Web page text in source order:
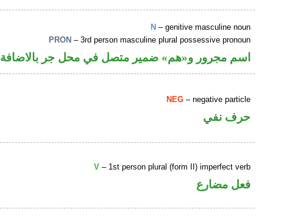
N – genitive masculine noun
PRON – 3rd person masculine plural possessive pronoun
اسم مجرور و«هم» ضمير متصل في محل جر بالاضافة
NEG – negative particle
حرف نفي
V – 1st person plural (form II) imperfect verb
فعل مضارع